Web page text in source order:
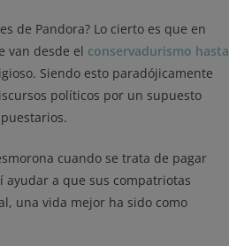
de Pandora? Lo cierto es que en
van desde el conservadurismo hasta
Siendo esto paradójicamente
políticos por un supuesto
cuando se trata de pagar
ayudar a que sus compatriotas
una vida mejor ha sido como